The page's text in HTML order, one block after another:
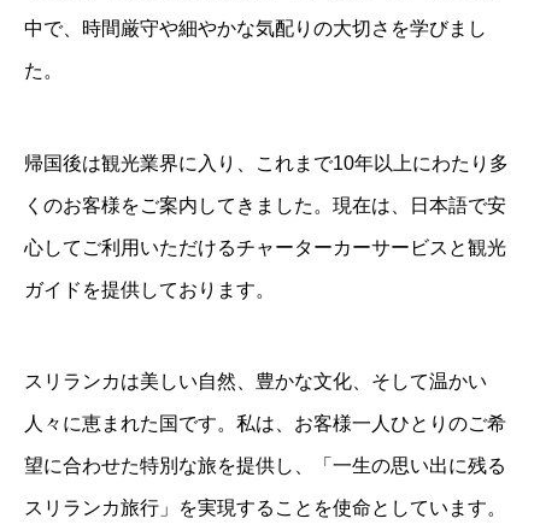
中で、時間厳守や細やかな気配りの大切さを学びまし
た。
帰国後は観光業界に入り、これまで10年以上にわたり多
くのお客様をご案内してきました。現在は、日本語で安
心してご利用いただけるチャーターカーサービスと観光
ガイドを提供しております。
スリランカは美しい自然、豊かな文化、そして温かい
人々に恵まれた国です。私は、お客様一人ひとりのご希
望に合わせた特別な旅を提供し、「一生の思い出に残る
スリランカ旅行」を実現することを使命としています。